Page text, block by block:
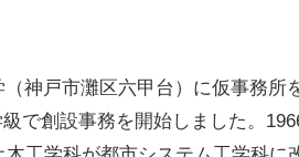
神戸市灘区六甲台）に仮事務所
で創設事務を開始しました。
工学科が都市システム工学科に